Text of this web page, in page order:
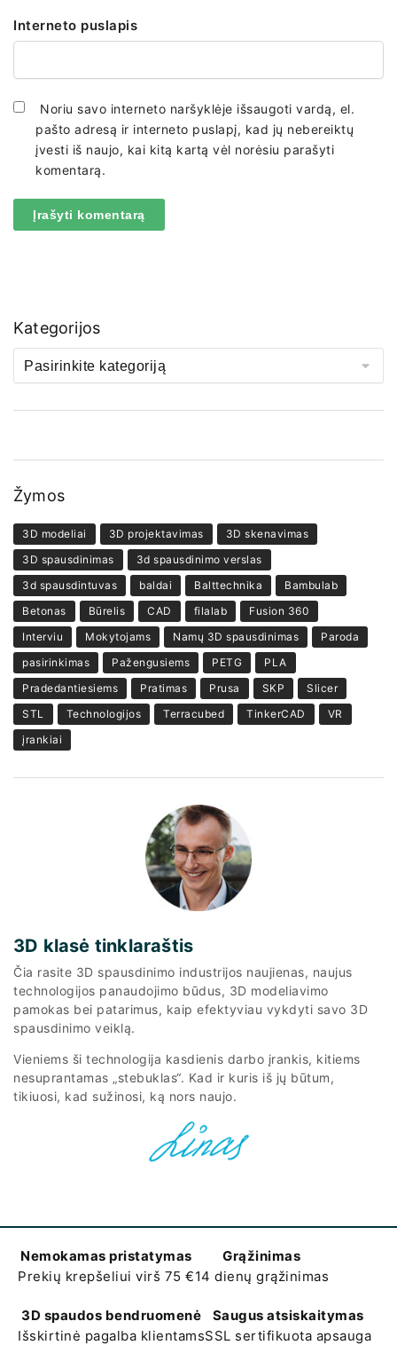
Interneto puslapis
Noriu savo interneto naršyklėje išsaugoti vardą, el.
pašto adresą ir interneto puslapį, kad jų nebereiktų
įvesti iš naujo, kai kitą kartą vėl norėsiu parašyti
komentarą.
Kategorijos
Žymos
3D modeliai 3D projektavimas
3D skenavimas
3D spausdinimas
3d spausdinimo verslas
3d spausdintuvas
baldai Balttechnika
Bambulab
Betonas
Būrelis CAD filalab
Fusion 360
Interviu
Mokytojams Namų 3D spausdinimas
Paroda
pasirinkimas
Pažengusiems PETG
PLA
Pradedantiesiems
Pratimas Prusa SKP
Slicer
STL
Technologijos Terracubed TinkerCAD
VR
įrankiai
3D klasė tinklaraštis
Čia rasite 3D spausdinimo industrijos naujienas, naujus
technologijos panaudojimo būdus, 3D modeliavimo
pamokas bei patarimus, kaip efektyviau vykdyti savo 3D
spausdinimo veiklą.
Vieniems ši technologija kasdienis darbo įrankis, kitiems
nesuprantamas „stebuklas“. Kad ir kuris iš jų būtum,
tikiuosi, kad sužinosi, ką nors naujo.
Nemokamas pristatymas
Prekių krepšeliui virš 75 €
Grąžinimas
14 dienų grąžinimas
3D spaudos bendruomenė
Išskirtinė pagalba klientams
Saugus atsiskaitymas
SSL sertifikuota apsauga